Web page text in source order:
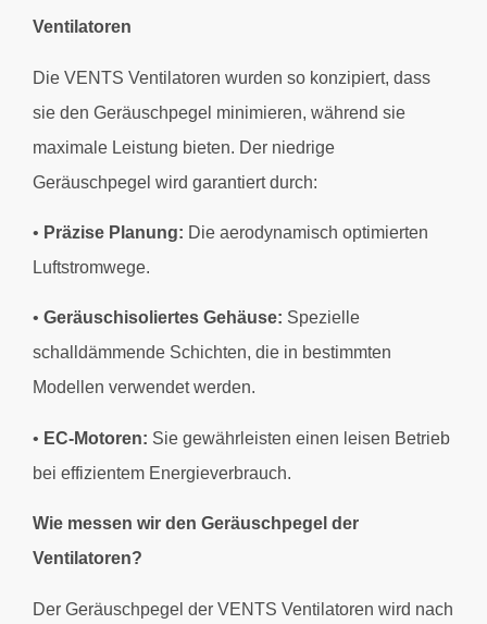
Ventilatoren
Die VENTS Ventilatoren wurden so konzipiert, dass
sie den Geräuschpegel minimieren, während sie
maximale Leistung bieten. Der niedrige
Geräuschpegel wird garantiert durch:
• Präzise Planung: Die aerodynamisch optimierten
Luftstromwege.
• Geräuschisoliertes Gehäuse: Spezielle
schalldämmende Schichten, die in bestimmten
Modellen verwendet werden.
• EC-Motoren: Sie gewährleisten einen leisen Betrieb
bei effizientem Energieverbrauch.
Wie messen wir den Geräuschpegel der
Ventilatoren?
Der Geräuschpegel der VENTS Ventilatoren wird nach